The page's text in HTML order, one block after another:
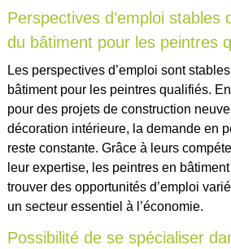
Perspectives d’emploi stables
du bâtiment pour les peintres
Les perspectives d’emploi sont
bâtiment pour les peintres qualifiés.
pour des projets de construction
décoration intérieure, la demande en
reste constante. Grâce à leurs
leur expertise, les peintres en
trouver des opportunités d’emploi
un secteur essentiel à l’économie.
Possibilité de se spécialiser